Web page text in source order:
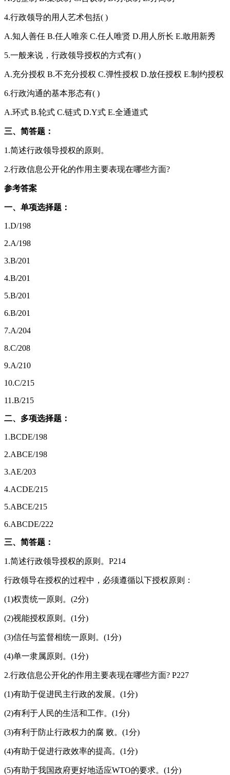
4.行政领导的用人艺术包括( )
A.知人善任 B.任人唯亲 C.任人唯贤 D.用人所长 E.敢用新秀
5.一般来说，行政领导授权的方式有( )
A.充分授权 B.不充分授权 C.弹性授权 D.放任授权 E.制约授权
6.行政沟通的基本形态有( )
A.环式 B.轮式 C.链式 D.Y式 E.全通道式
三、简答题：
1.简述行政领导授权的原则。
2.行政信息公开化的作用主要表现在哪些方面?
参考答案
一、单项选择题：
1.D/198
2.A/198
3.B/201
4.B/201
5.B/201
6.B/201
7.A/204
8.C/208
9.A/210
10.C/215
11.B/215
二、多项选择题：
1.BCDE/198
2.ABCE/198
3.AE/203
4.ACDE/215
5.ABCE/215
6.ABCDE/222
三、简答题：
1.简述行政领导授权的原则。P214
行政领导在授权的过程中，必须遵循以下授权原则：
(1)权责统一原则。(2分)
(2)视能授权原则。(1分)
(3)信任与监督相统一原则。(1分)
(4)单一隶属原则。(1分)
2.行政信息公开化的作用主要表现在哪些方面? P227
(1)有助于促进民主行政的发展。(1分)
(2)有利于人民的生活和工作。(1分)
(3)有利于防止行政权力的腐 败。(1分)
(4)有助于促进行政效率的提高。(1分)
(5)有助于我国政府更好地适应WTO的要求。(1分)